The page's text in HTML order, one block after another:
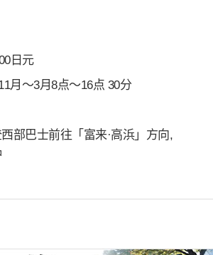
日元
月～3月8点～16点 30分
部巴士前往「富来·高浜」方向,